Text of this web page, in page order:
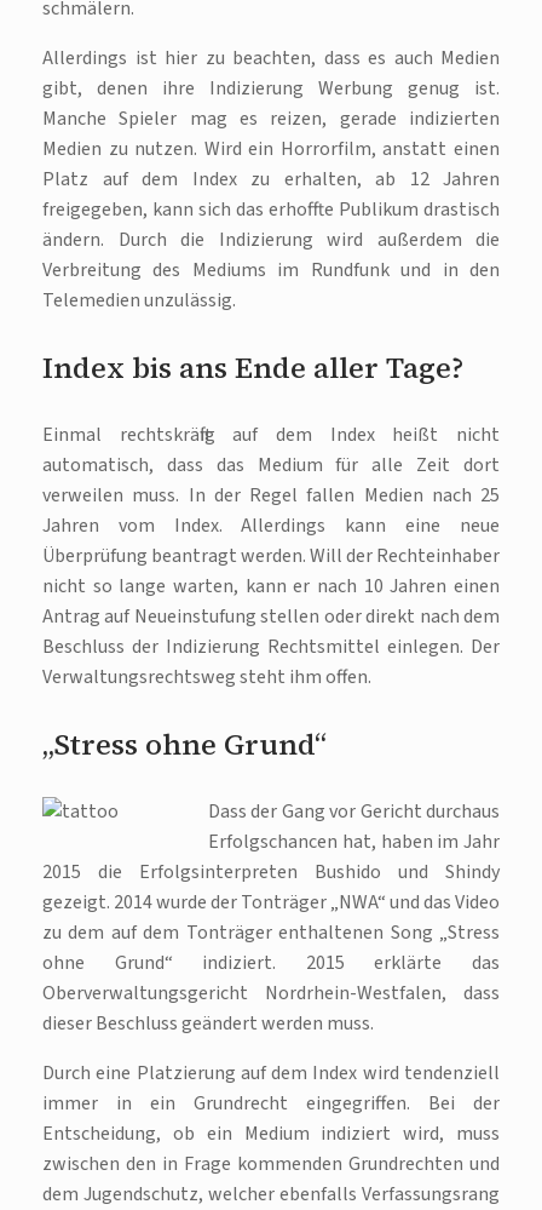
schmälern.
Allerdings ist hier zu beachten, dass es auch Medien
gibt, denen ihre Indizierung Werbung genug ist.
Manche Spieler mag es reizen, gerade indizierten
Medien zu nutzen. Wird ein Horrorfilm, anstatt einen
Platz auf dem Index zu erhalten, ab 12 Jahren
freigegeben, kann sich das erhoffte Publikum drastisch
ändern. Durch die Indizierung wird außerdem die
Verbreitung des Mediums im Rundfunk und in den
Telemedien unzulässig.
Index bis ans Ende aller Tage?
Einmal rechtskräftig auf dem Index heißt nicht
automatisch, dass das Medium für alle Zeit dort
verweilen muss. In der Regel fallen Medien nach 25
Jahren vom Index. Allerdings kann eine neue
Überprüfung beantragt werden. Will der Rechteinhaber
nicht so lange warten, kann er nach 10 Jahren einen
Antrag auf Neueinstufung stellen oder direkt nach dem
Beschluss der Indizierung Rechtsmittel einlegen. Der
Verwaltungsrechtsweg steht ihm offen.
„Stress ohne Grund“
Dass der Gang vor Gericht durchaus
Erfolgschancen hat, haben im Jahr
2015 die Erfolgsinterpreten Bushido und Shindy
gezeigt. 2014 wurde der Tonträger „NWA“ und das Video
zu dem auf dem Tonträger enthaltenen Song „Stress
ohne Grund“ indiziert. 2015 erklärte das
Oberverwaltungsgericht Nordrhein-Westfalen, dass
dieser Beschluss geändert werden muss.
Durch eine Platzierung auf dem Index wird tendenziell
immer in ein Grundrecht eingegriffen. Bei der
Entscheidung, ob ein Medium indiziert wird, muss
zwischen den in Frage kommenden Grundrechten und
dem Jugendschutz, welcher ebenfalls Verfassungsrang